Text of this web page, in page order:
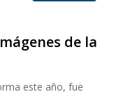
de la
este año, fue